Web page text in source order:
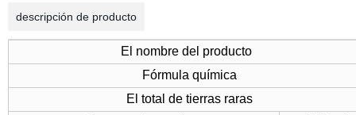
descripción de producto
El nombre del producto
Fórmula química
El total de tierras raras